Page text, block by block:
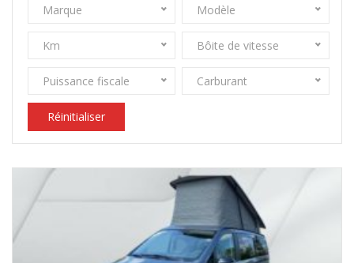
Marque Modèle
Km Bôite de vitesse
Puissance fiscale Carburant
Réinitialiser